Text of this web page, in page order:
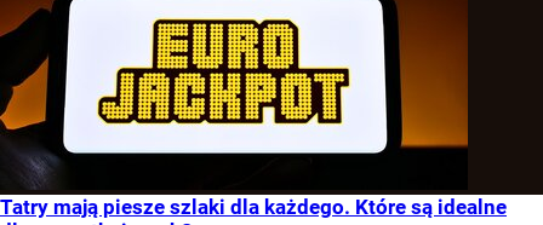
Tatry mają piesze szlaki dla każdego. Które są idealne